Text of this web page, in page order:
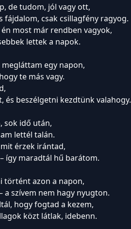
de tudom, jól vagy ott,
fájdalom, csak csillagfény ragyog.
most már rendben vagyok,
lettek a napok.
megláttam egy napon,
te más vagy.
és beszélgetni kezdtünk valahogy.
sok idő után,
lettél talán.
érzek irántad,
így maradtál hű barátom.
történt azon a napon,
a szívem nem hagy nyugton.
hogy fogtad a kezem,
közt látlak, idebenn.